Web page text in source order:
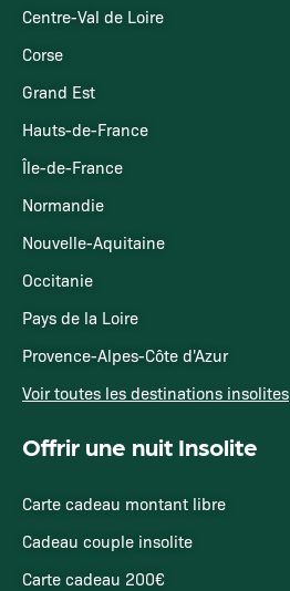
Centre-Val de Loire
Corse
Grand Est
Hauts-de-France
Île-de-France
Normandie
Nouvelle-Aquitaine
Occitanie
Pays de la Loire
Provence-Alpes-Côte d'Azur
Voir toutes les destinations insolites
Offrir une nuit Insolite
Carte cadeau montant libre
Cadeau couple insolite
Carte cadeau 200€